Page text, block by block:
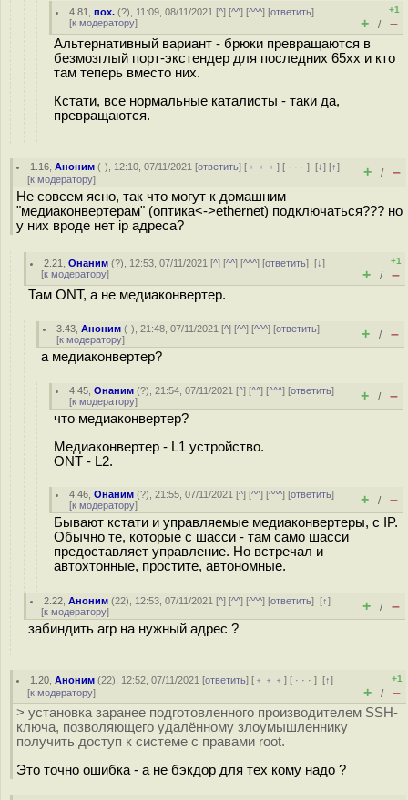
4.81 ,пох. (?), 11:09, 08/11/2021 [^] [^^] [^^^] [ответить]
[к модератору]
+1
+ / –
Альтернативный вариант - брюки превращаются в
безмозглый порт-экстендер для последних 65xx и кто
там теперь вместо них.
Кстати, все нормальные каталисты - таки да,
превращаются.
1.16 ,Аноним (-), 12:10, 07/11/2021 [ответить] [ ﹢﹢﹢] [ · · ·][↓] [↑]
[к модератору] + / –
Не совсем ясно, так что могут к домашним
"медиаконвертерам" (оптика<->ethernet) подключаться??? но
у них вроде нет ip адреса?
2.21 ,Онаним (?), 12:53, 07/11/2021 [^] [^^] [^^^] [ответить][↓]
[к модератору]
+1
+ / –
Там ONT, а не медиаконвертер.
3.43 ,Аноним (-), 21:48, 07/11/2021 [^] [^^] [^^^] [ответить]
[к модератору] + / –
а медиаконвертер?
4.45 ,Онаним (?), 21:54, 07/11/2021 [^] [^^] [^^^] [ответить]
[к модератору] + / –
что медиаконвертер?
Медиаконвертер - L1 устройство.
ONT - L2.
4.46 ,Онаним (?), 21:55, 07/11/2021 [^] [^^] [^^^] [ответить]
[к модератору] + / –
Бывают кстати и управляемые медиаконвертеры, с IP.
Обычно те, которые с шасси - там само шасси
предоставляет управление. Но встречал и
автохтонные, простите, автономные.
2.22 ,Аноним (22), 12:53, 07/11/2021 [^] [^^] [^^^] [ответить][↑]
[к модератору] + / –
забиндить arp на нужный адрес ?
1.20 ,Аноним (22), 12:52, 07/11/2021 [ответить] [ ﹢﹢﹢] [ · · ·][↑]
[к модератору]
+1
+ / –
> установка заранее подготовленного производителем SSH-
ключа, позволяющего удалённому злоумышленнику
получить доступ к системе с правами root.
Это точно ошибка - а не бэкдор для тех кому надо ?